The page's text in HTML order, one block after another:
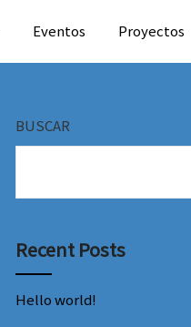
Eventos Proyectos
BUSCAR
Recent Posts
Hello world!